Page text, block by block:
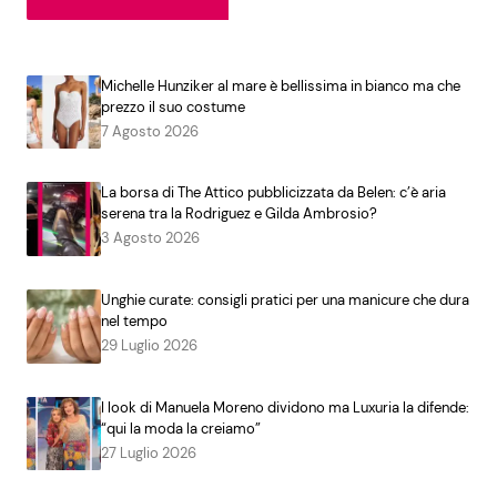
Michelle Hunziker al mare è bellissima in bianco ma che
prezzo il suo costume
7 Agosto 2026
La borsa di The Attico pubblicizzata da Belen: c’è aria
serena tra la Rodriguez e Gilda Ambrosio?
3 Agosto 2026
Unghie curate: consigli pratici per una manicure che dura
nel tempo
29 Luglio 2026
I look di Manuela Moreno dividono ma Luxuria la difende:
“qui la moda la creiamo”
27 Luglio 2026